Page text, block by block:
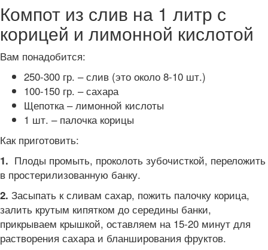
Компот из слив на 1 литр с
корицей и лимонной кислотой
Вам понадобится:
250-300 гр. – слив (это около 8-10 шт.)
100-150 гр. – сахара
Щепотка – лимонной кислоты
1 шт. – палочка корицы
Как приготовить:
1. Плоды промыть, проколоть зубочисткой, переложить
в простерилизованную банку.
2. Засыпать к сливам сахар, пожить палочку корица,
залить крутым кипятком до середины банки,
прикрываем крышкой, оставляем на 15-20 минут для
растворения сахара и бланширования фруктов.